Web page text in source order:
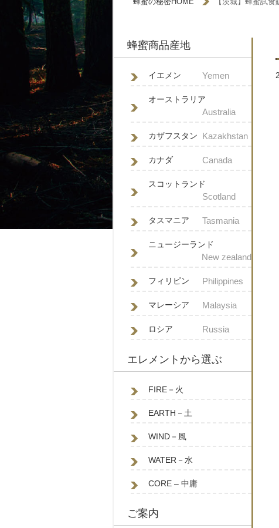
蜂蜜商品産地
イエメン Yemen
オーストラリア
Australia
カザフスタン Kazakhstan
カナダ Canada
スコットランド
Scotland
タスマニア Tasmania
ニュージーランド
New zealand
フィリピン Philippines
マレーシア Malaysia
ロシア Russia
エレメントから選ぶ
FIRE－火
EARTH－土
WIND－風
WATER－水
CORE – 中庸
ご案内